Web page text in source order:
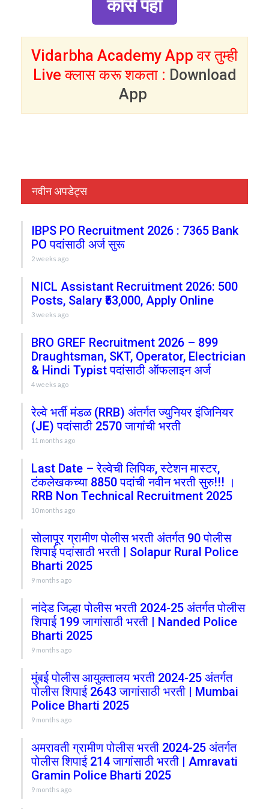
कोर्स पहा
Vidarbha Academy App वर तुम्ही
Live क्लास करू शकता : Download
App
नवीन अपडेट्स
IBPS PO Recruitment 2026 : 7365 Bank
PO पदांसाठी अर्ज सुरू
2 weeks ago
NICL Assistant Recruitment 2026: 500
Posts, Salary ₹53,000, Apply Online
3 weeks ago
BRO GREF Recruitment 2026 – 899
Draughtsman, SKT, Operator, Electrician
& Hindi Typist पदांसाठी ऑफलाइन अर्ज
4 weeks ago
रेल्वे भर्ती मंडळ (RRB) अंतर्गत ज्युनियर इंजिनियर
(JE) पदांसाठी 2570 जागांची भरती
11 months ago
Last Date – रेल्वेची लिपिक, स्टेशन मास्टर,
टंकलेखकच्या 8850 पदांची नवीन भरती सुरु!!! ।
RRB Non Technical Recruitment 2025
10 months ago
सोलापूर ग्रामीण पोलीस भरती अंतर्गत 90 पोलीस
शिपाई पदांसाठी भरती | Solapur Rural Police
Bharti 2025
9 months ago
नांदेड जिल्हा पोलीस भरती 2024-25 अंतर्गत पोलीस
शिपाई 199 जागांसाठी भरती | Nanded Police
Bharti 2025
9 months ago
मुंबई पोलीस आयुक्तालय भरती 2024-25 अंतर्गत
पोलीस शिपाई 2643 जागांसाठी भरती | Mumbai
Police Bharti 2025
9 months ago
अमरावती ग्रामीण पोलीस भरती 2024-25 अंतर्गत
पोलीस शिपाई 214 जागांसाठी भरती | Amravati
Gramin Police Bharti 2025
9 months ago